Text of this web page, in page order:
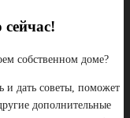
собственном доме?
и дать советы, поможет
дополнительные